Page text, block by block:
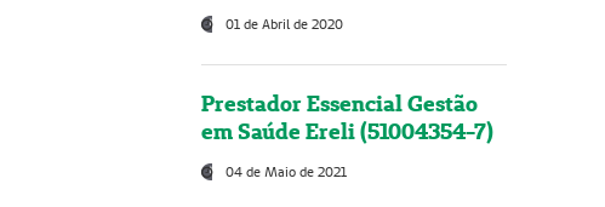
01 de Abril de 2020
Prestador Essencial Gestão
em Saúde Ereli (51004354-7)
04 de Maio de 2021